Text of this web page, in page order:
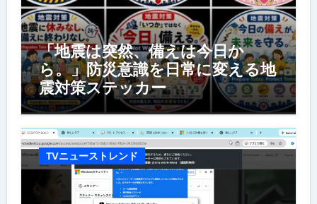
「地震は突然、備えは今日か
ら。」防災意識を日常に変える地
震対策ステッカー
TVニューストレンド